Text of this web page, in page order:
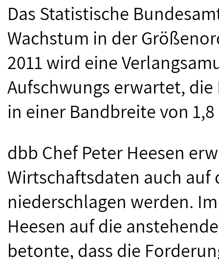
Das Statistische
Wachstum in der
2011 wird eine
Aufschwungs erwartet,
in einer Bandbreite von
dbb Chef Peter Heesen
Wirtschaftsdaten auch auf
niederschlagen werden.
Heesen auf die
betonte, dass die